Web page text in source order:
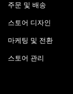
주문 및 배송
스토어 디자인
마케팅 및 전환
스토어 관리